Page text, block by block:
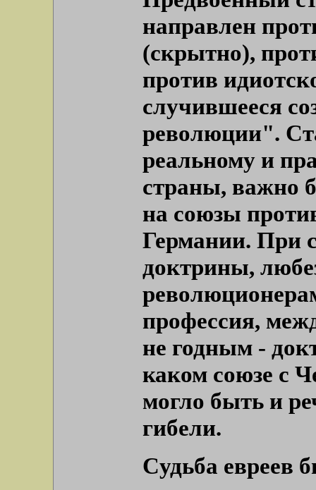
направлен
(скрытно),
против
случившееся
революции".
реальному и
страны, важно
на союзы
Германии. При
доктрины,
профессия,
не годным -
каком союзе с
могло быть и
гибели.
Cудьба евреев